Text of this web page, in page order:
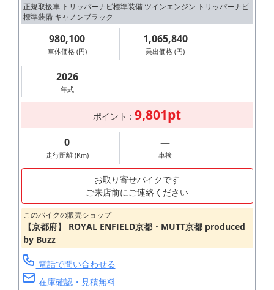
正規取扱車 トリッパーナビ標準装備 ツインエンジン トリッパーナビ
標準装備 キャノンブラック
980,100
車体価格 (円)
1,065,840
乗出価格 (円)
2026
年式
ポイント : 9,801pt
0
走行距離 (Km)
―
車検
お取り寄せバイクです
ご来店前にご連絡ください
このバイクの販売ショップ
【京都府】 ROYAL ENFIELD京都・MUTT京都 produced
by Buzz
電話で問い合わせる
在庫確認・見積無料